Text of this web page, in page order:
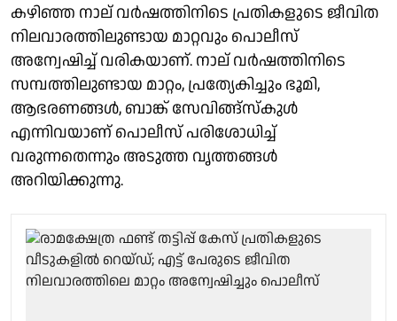
കഴിഞ്ഞ നാല് വര്‍ഷത്തിനിടെ പ്രതികളുടെ ജീവിത
നിലവാരത്തിലുണ്ടായ മാറ്റവും പൊലീസ്
അന്വേഷിച്ച് വരികയാണ്. നാല് വര്‍ഷത്തിനിടെ
സമ്പത്തിലുണ്ടായ മാറ്റം, പ്രത്യേകിച്ചും ഭൂമി,
ആഭരണങ്ങള്‍, ബാങ്ക് സേവിങ്ങ്‌സ്‌കുള്‍
എന്നിവയാണ് പൊലീസ് പരിശോധിച്ച്
വരുന്നതെന്നും അടുത്ത വൃത്തങ്ങള്‍
അറിയിക്കുന്നു.